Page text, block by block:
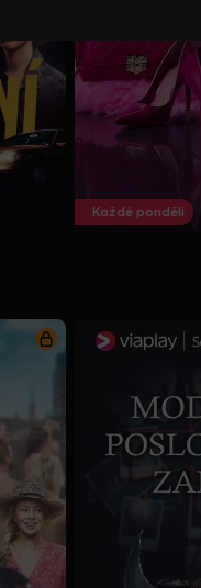
Každé pondělí